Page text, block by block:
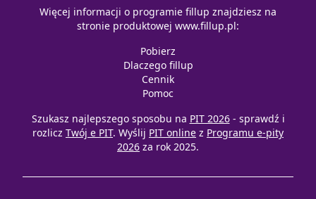
Więcej informacji o programie fillup znajdziesz na
stronie produktowej www.fillup.pl:
Pobierz
Dlaczego fillup
Cennik
Pomoc
Szukasz najlepszego sposobu na PIT 2026 - sprawdź i
rozlicz Twój e PIT. Wyślij PIT online z Programu e-pity
2026 za rok 2025.